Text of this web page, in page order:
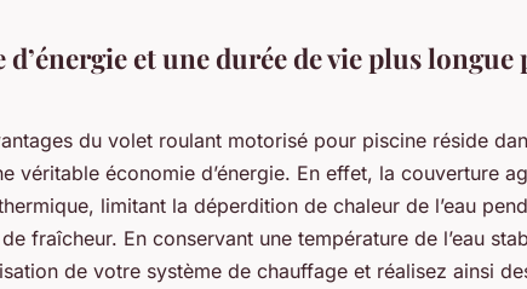
d’énergie et une durée de vie plus longue
du volet roulant motorisé pour piscine réside
véritable économie d’énergie. En effet, la couverture
limitant la déperdition de chaleur de l’eau
fraîcheur. En conservant une température de l’eau
de votre système de chauffage et réalisez ainsi